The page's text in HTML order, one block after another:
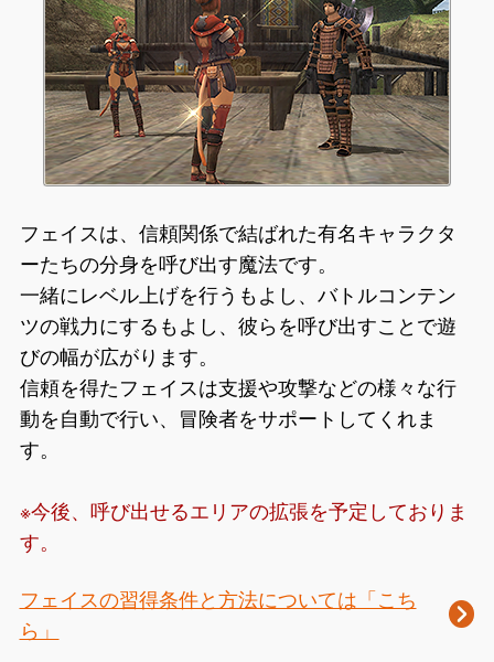
フェイスは、信頼関係で結ばれた有名キャラクタ
ーたちの分身を呼び出す魔法です。
一緒にレベル上げを行うもよし、バトルコンテン
ツの戦力にするもよし、彼らを呼び出すことで遊
びの幅が広がります。
信頼を得たフェイスは支援や攻撃などの様々な行
動を自動で行い、冒険者をサポートしてくれま
す。
※今後、呼び出せるエリアの拡張を予定しておりま
す。
フェイスの習得条件と方法については「こち
ら」